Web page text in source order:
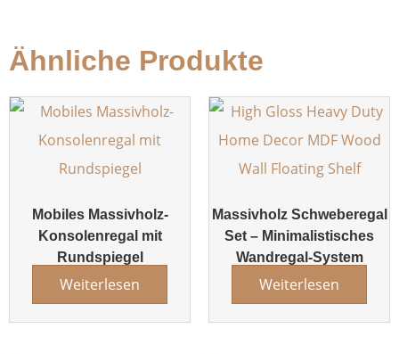
Ähnliche Produkte
Mobiles Massivholz-
Konsolenregal mit
Rundspiegel
Weiterlesen
Massivholz Schweberegal
Set – Minimalistisches
Wandregal-System
Weiterlesen